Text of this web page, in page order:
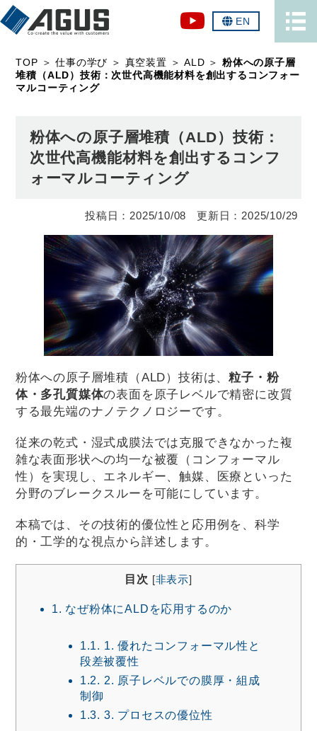
EN
TOP ＞仕事の学び ＞ 真空装置 ＞ALD ＞粉体への原子層
堆積（ALD）技術：次世代高機能材料を創出するコンフォー
マルコーティング
粉体への原子層堆積（ALD）技術：
次世代高機能材料を創出するコンフ
ォーマルコーティング
2025/10/08 2025/10/29
粉体への原子層堆積（ALD）技術は、粒子・粉
体・多孔質媒体の表面を原子レベルで精密に改質
する最先端のナノテクノロジーです。
従来の乾式・湿式成膜法では克服できなかった複
雑な表面形状への均一な被覆（コンフォーマル
性）を実現し、エネルギー、触媒、医療といった
分野のブレークスルーを可能にしています。
本稿では、その技術的優位性と応用例を、科学
的・工学的な視点から詳述します。
目次 [非表示]
1. なぜ粉体にALDを応用するのか
1.1. 1. 優れたコンフォーマル性と
段差被覆性
1.2. 2. 原子レベルでの膜厚・組成
制御
1.3. 3. プロセスの優位性